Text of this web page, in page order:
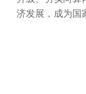
济发展，成为国